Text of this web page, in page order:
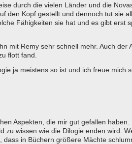
durch die vielen Länder und die
den Kopf gestellt und dennoch tut sie
Fähigkeiten sie hat und es gibt erst
mit Remy sehr schnell mehr. Auch der
flott fand.
ja meistens so ist und ich freue mich
Aspekten, die mir gut gefallen
zu wissen wie die Dilogie enden wird.
in Büchern größere Mächte